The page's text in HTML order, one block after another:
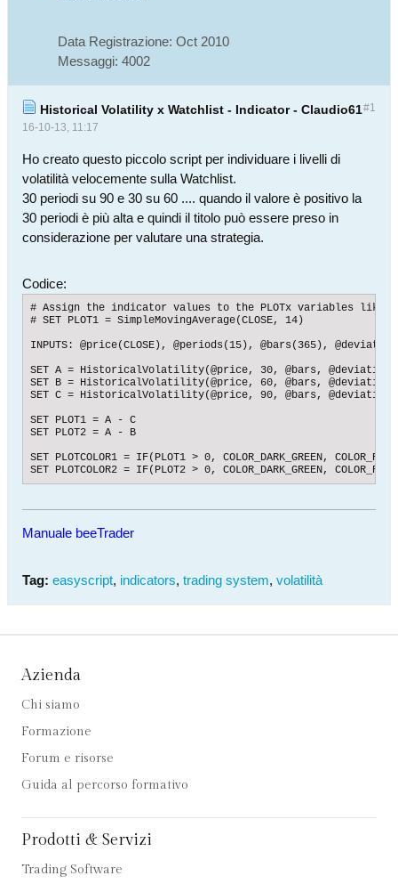
Data Registrazione: Oct 2010
Messaggi: 4002
#1
Historical Volatility x Watchlist - Indicator - Claudio61
16-10-13, 11:17
Ho creato questo piccolo script per individuare i livelli di
volatilità velocemente sulla Watchlist.
30 periodi su 90 e 30 su 60 .... quando il valore è positivo la
30 periodi è più alta e quindi il titolo può essere preso in
considerazione per valutare una strategia.
Codice:
# Assign the indicator values to the PLOTx variables like
# SET PLOT1 = SimpleMovingAverage(CLOSE, 14)
INPUTS: @price(CLOSE), @periods(15), @bars(365),
SET A = HistoricalVolatility(@price, 30, @bars,
SET B = HistoricalVolatility(@price, 60, @bars,
SET C = HistoricalVolatility(@price, 90, @bars,
SET PLOT1 = A - C
SET PLOT2 = A - B
SET PLOTCOLOR1 = IF(PLOT1 > 0, COLOR_DARK_GREEN, COLOR_RED)
SET PLOTCOLOR2 = IF(PLOT2 > 0, COLOR_DARK_GREEN, COLOR_RED)
Manuale beeTrader
Tag: easyscript, indicators, trading system, volatilità
Azienda
Chi siamo
Formazione
Forum e risorse
Guida al percorso formativo
Prodotti & Servizi
Trading Software